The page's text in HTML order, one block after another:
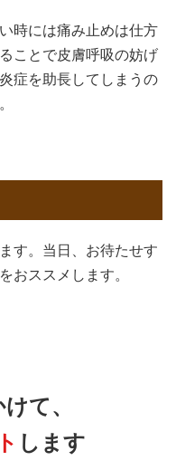
時には痛み止めは仕方
ことで皮膚呼吸の妨げ
症を助長してしまうの
す。当日、お待たせす
おススメします。
て、
します